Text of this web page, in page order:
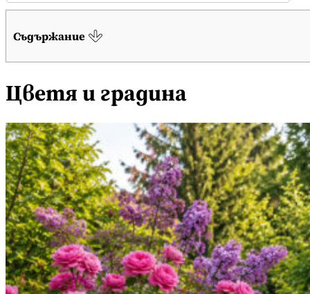
Съдържание
Цветя и градина